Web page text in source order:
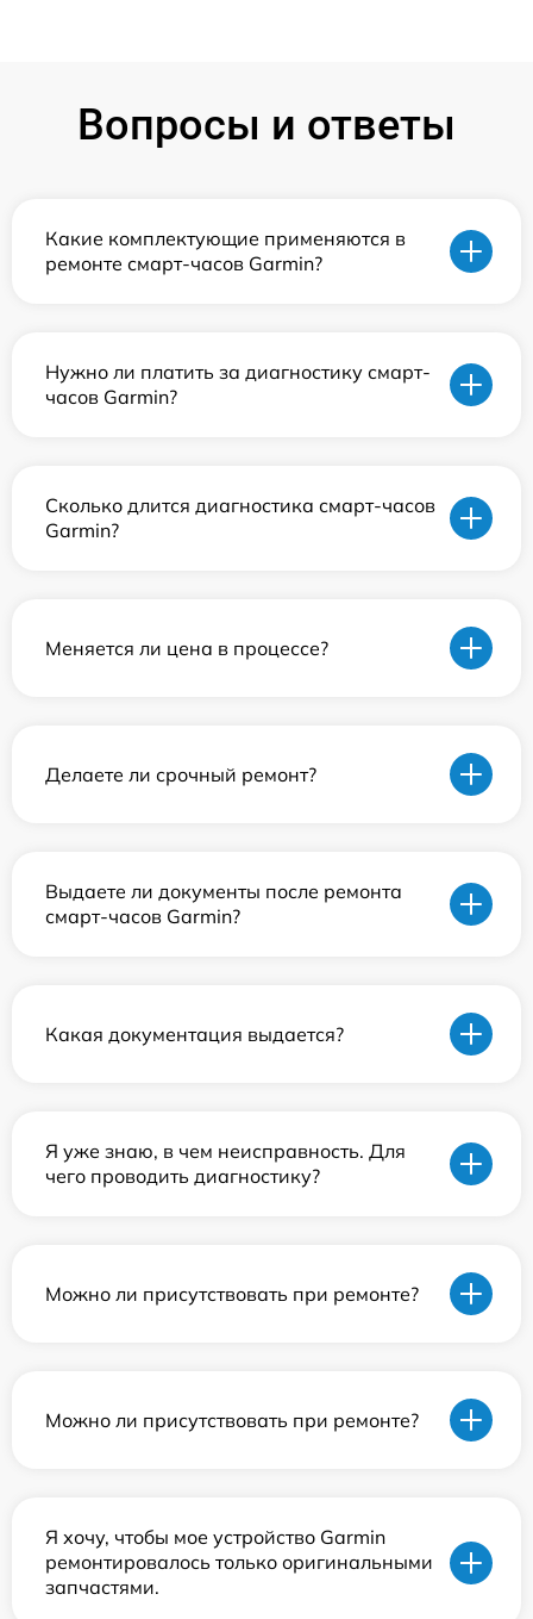
Вопросы и ответы
Какие комплектующие применяются в
ремонте смарт-часов Garmin?
Нужно ли платить за диагностику смарт-
часов Garmin?
Сколько длится диагностика смарт-часов
Garmin?
Меняется ли цена в процессе?
Делаете ли срочный ремонт?
Выдаете ли документы после ремонта
смарт-часов Garmin?
Какая документация выдается?
Я уже знаю, в чем неисправность. Для
чего проводить диагностику?
Можно ли присутствовать при ремонте?
Можно ли присутствовать при ремонте?
Я хочу, чтобы мое устройство Garmin
ремонтировалось только оригинальными
запчастями.